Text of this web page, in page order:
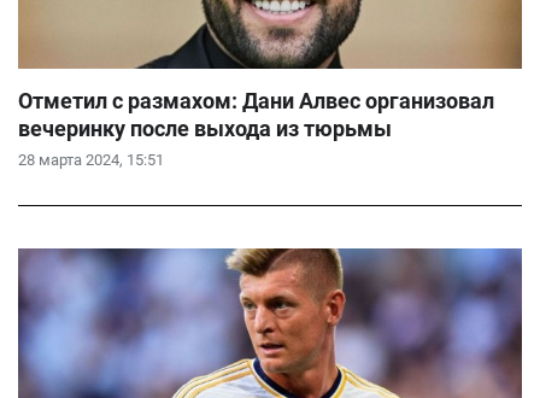
28 марта 2024, 15:51
Отметил с размахом: Дани Алвес организовал
вечеринку после выхода из тюрьмы